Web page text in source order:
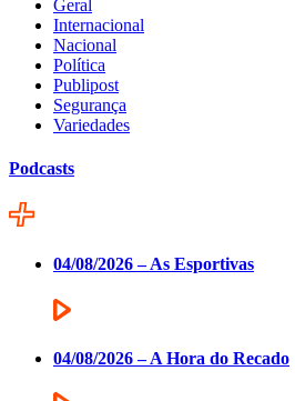
Geral
Internacional
Nacional
Política
Publipost
Segurança
Variedades
Podcasts
04/08/2026 – As Esportivas
04/08/2026 – A Hora do Recado